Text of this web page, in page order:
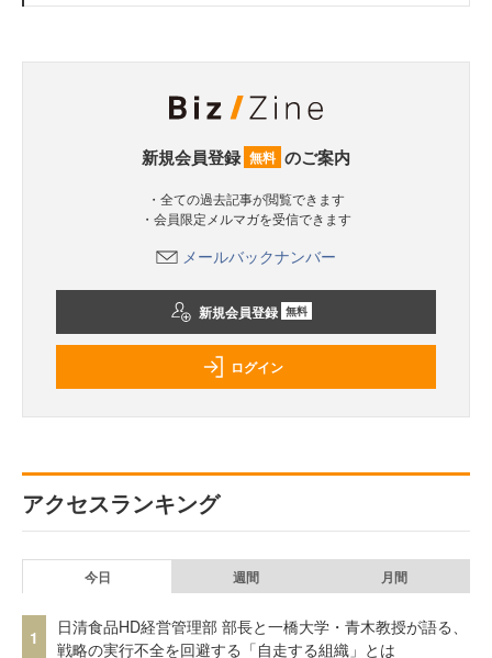
新規会員登録 無料 のご案内
・全ての過去記事が閲覧できます
・会員限定メルマガを受信できます
メールバックナンバー
新規会員登録 無料
ログイン
アクセスランキング
今日 週間 月間
1
日清食品HD経営管理部 部長と一橋大学・青木教授が語る、
戦略の実行不全を回避する「自走する組織」とは